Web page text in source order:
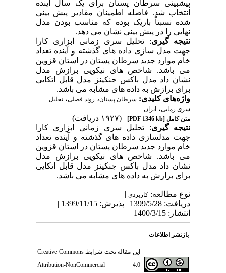
پیش­بینی سرطان پستان برای یک سال آینده
انتخاب شد. فاصله اطمینان مقادیر پیش­ بینی
شده نسبتاً باریک بوده که مناسب بودن مدل
نهایی را در پیش ­بینی نشان می ­دهد.
نتیجه‏ گیری: تحلیل سری زمانی ابزاری کارا
جهت مدل­ سازی داده ­های گذشته و آینده تعداد
خام موارد جدید سرطان پستان در استان قزوین
می­ باشد. شاخص­ های نیکویی برازش مدل
نشان داد مدل باکس­ جنکینز مدل قابل اتکایی
برای برازش به داده­ های مشابه می ­باشد.
واژه‌های کلیدی: سرطان پستان، روند فصلی، تحلیل
سری زمانی، ایران
متن کامل[PDF 1346 kb]
(۱۹۲۷ دریافت)
نتیجه ‏گیری: تحلیل سری زمانی ابزاری کارا
جهت مدل­سازی داده­ های گذشته و آینده تعداد
خام موارد جدید سرطان پستان در استان قزوین
می­ باشد. شاخص­ های نیکویی برازش مدل
نشان داد مدل باکس­ جنکینز مدل قابل اتکایی
برای برازش به داده ­های مشابه می ­باشد.
نوع مطالعه: كاربردي|
دریافت: 1399/5/28 | پذیرش: 1399/11/15 |
انتشار: 1400/3/15
بازنشر اطلاعات
این مقاله تحت شرایطCreative Commons
Attribution-NonCommercial 4.0